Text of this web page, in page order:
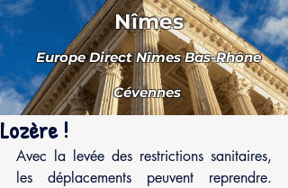
Nîmes
Europe Direct Nîmes Bas-Rhône
Cévennes
La Maison de l’Europe participe
au Service National Universel en
Lozère !
Avec la levée des restrictions sanitaires,
les déplacements peuvent reprendre.